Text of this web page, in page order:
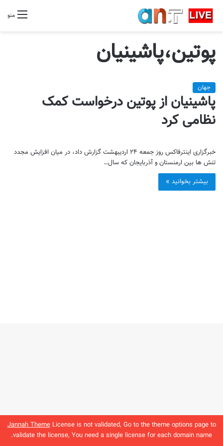
Jannah ThemeLicense is not validated, Go to the theme options page to
validate the license, You need a single license for each domain name.
منو
پوتین،پاشینیان
جهان
پاشینیان از پوتین درخواست کمک
نظامی کرد
خبرگزاری اینترفاکس روز جمعه ۲۴ اردیبهشت گزارش داد، در میان افزایش مجدد
تنش ها بین ارمنستان و آذربایجان که سال…
بیشتر بخوانید »